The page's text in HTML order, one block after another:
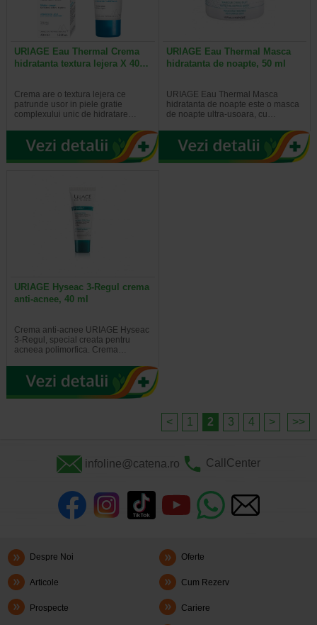
URIAGE Eau Thermal Crema
hidratanta textura lejera X 40…
Crema are o textura lejera ce
patrunde usor in piele gratie
complexului unic de hidratare…
URIAGE Eau Thermal Masca
hidratanta de noapte, 50 ml
URIAGE Eau Thermal Masca
hidratanta de noapte este o masca
de noapte ultra-usoara, cu…
URIAGE Hyseac 3-Regul crema
anti-acnee, 40 ml
Crema anti-acnee URIAGE Hyseac
3-Regul, special creata pentru
acneea polimorfica. Crema…
< 1 2 3 4 > >>
infoline@catena.ro CallCenter
Despre Noi Oferte
Articole Cum Rezerv
Prospecte Cariere